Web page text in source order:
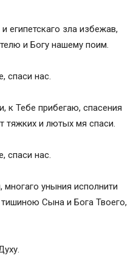
египетскаго зла избежaв,
и Богу нашему поим.
спаси нас.
к Тебе прибегаю, спасения
тяжких и лютых мя спаси.
спаси нас.
уныния исполнити
Сына и Бога Твоего,